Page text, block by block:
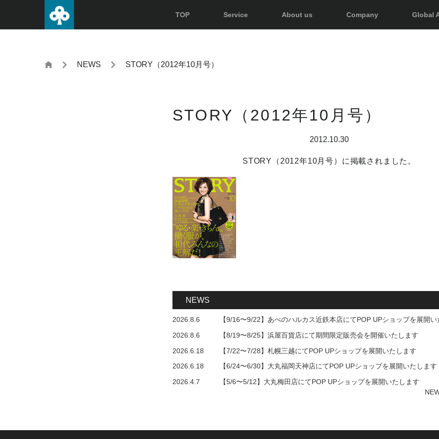
TOP Service About us Company Global
NEWS STORY（2012年10月号）
STORY（2012年10月号）
2012.10.30
STORY（2012年10月号）に掲載されました。
NEWS
2026.8.6
【9/16〜9/22】あべのハルカス近鉄本店にてPOP UPショップを展開い
2026.8.6
【8/19〜8/25】浜屋百貨店にて期間限定販売会を開催いたします
2026.6.18
【7/22〜7/28】札幌三越にてPOP UPショップを展開いたします
2026.6.18
【6/24〜6/30】大丸福岡天神店にてPOP UPショップを展開いたします
2026.4.7
【5/6〜5/12】大丸梅田店にてPOP UPショップを展開いたします